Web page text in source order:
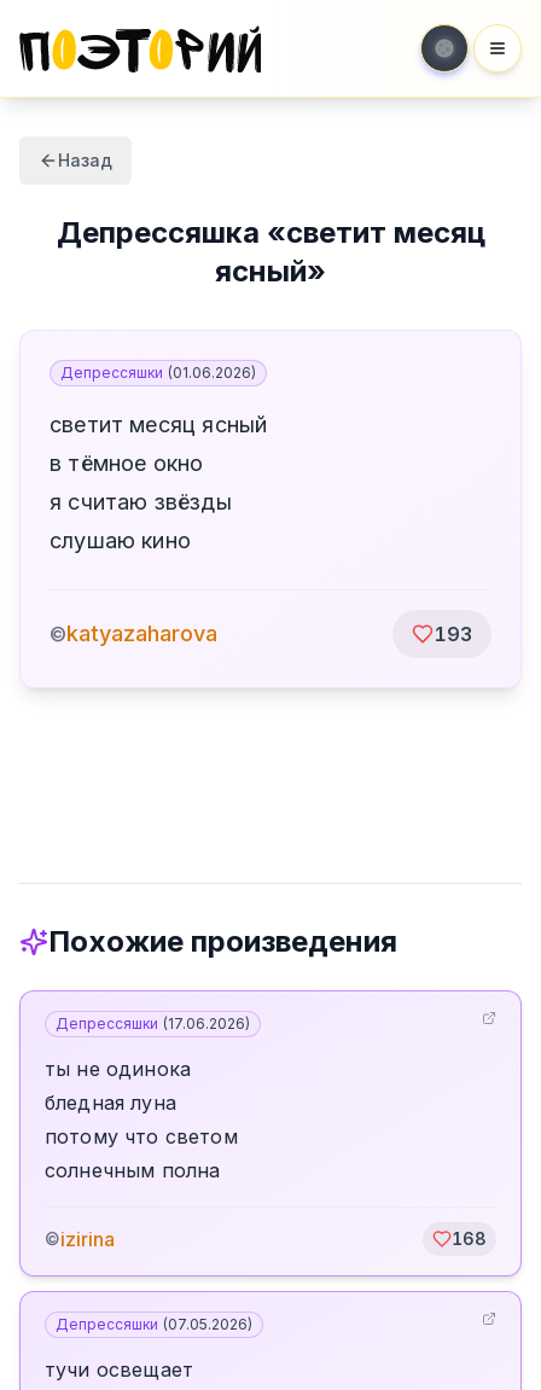
Назад
Депрессяшка «светит месяц
ясный»
Депрессяшки (01.06.2026)
светит месяц ясный
в тёмное окно
я считаю звёзды
слушаю кино
©katyazaharova 193
Похожие произведения
Депрессяшки (17.06.2026)
ты не одинока
бледная луна
потому что светом
солнечным полна
©izirina 168
Депрессяшки (07.05.2026)
тучи освещает